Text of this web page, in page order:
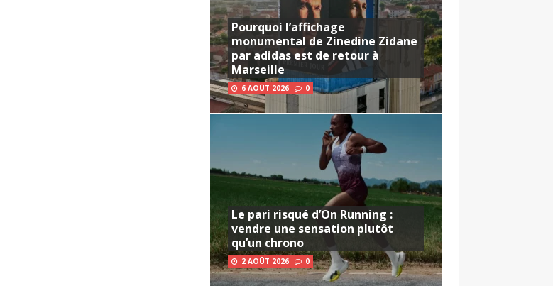
Pourquoi l’affichage
monumental de Zinedine Zidane
par adidas est de retour à
Marseille
6 AOÛT 2026 0
Le pari risqué d’On Running :
vendre une sensation plutôt
qu’un chrono
2 AOÛT 2026 0